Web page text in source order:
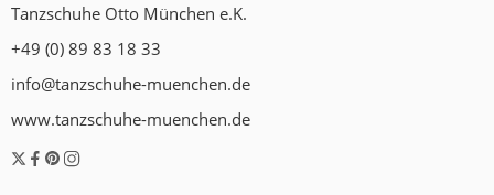
Tanzschuhe Otto München e.K.
+49 (0) 89 83 18 33
info@tanzschuhe-muenchen.de
www.tanzschuhe-muenchen.de